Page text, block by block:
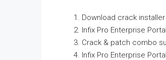
Download crack
Infix Pro Enterprise
Crack & patch combo
Infix Pro Enterprise